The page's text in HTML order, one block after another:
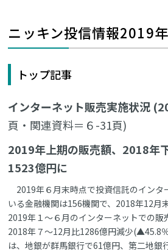
ニッキン投信情報2019
トップ記事
インターネット販売実施状況
頁・関連資料＝６-31頁)
2019年上期の販売額、2018年
1523億円に
2019年６月末時点で投資信託のインタ
いる金融機関は156機関で、2018年12月
2019年１～６月のインターネットでの販
2018年７～12月比1286億円減少(▲45.8
は、地銀が群馬銀行で61億円、第二地銀